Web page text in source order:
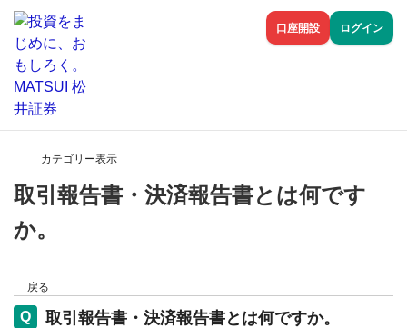
口座開設 ログイン
カテゴリー表示
取引報告書・決済報告書とは何です
か。
戻る
取引報告書・決済報告書とは何ですか。